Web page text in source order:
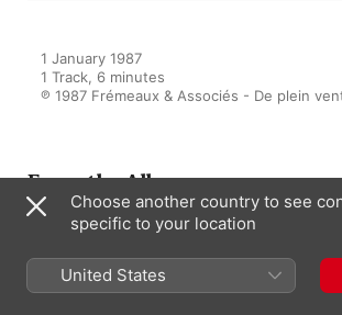
1 January 1987
1 Track, 6 minutes
℗ 1987 Frémeaux & Associés - De plein
From the Album
Fernando Sor -
fantaisies pour guitare
Choose another country to see
specific to your location
United States